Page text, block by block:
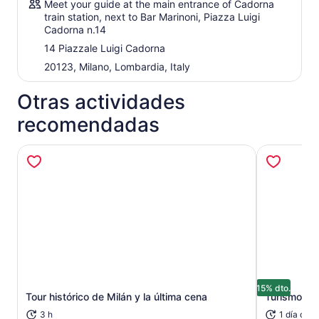
las obras maestras más importantes del mundo:La última
cena, pintada por Leonardo da Vinci en la pared del
refectorio. Obtenga su entrada prioritaria exclusiva al
refectorio y disfrute de la vista de este cuadro frágil pero
asombroso.
Atención: el domingo, la visita al Duomo de Milán puede
sustituirse por una visita a la Piazza Gae Aulenti.
Meet your guide at the main entrance of Cadorna
train station, next to Bar Marinoni, Piazza Luigi
Cadorna n.14
14 Piazzale Luigi Cadorna
20123, Milano, Lombardia, Italy
Otras actividades
recomendadas
Tour histórico de Milán y la última cena
3 h
Se abrirá en una nueva pestaña
15% dto.
Turismo
1 día o